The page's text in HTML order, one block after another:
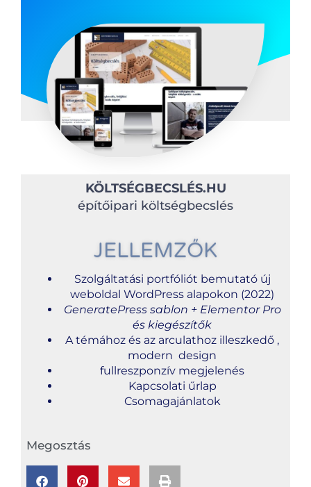
KÖLTSÉGBECSLÉS.HU
építőipari költségbecslés
JELLEMZŐK
Szolgáltatási portfóliót bemutató új
weboldal WordPress alapokon (2022)
GeneratePress sablon + Elementor Pro
és kiegészítők
A témához és az arculathoz illeszkedő ,
modern design
fullreszponzív megjelenés
Kapcsolati űrlap
Csomagajánlatok
Megosztás